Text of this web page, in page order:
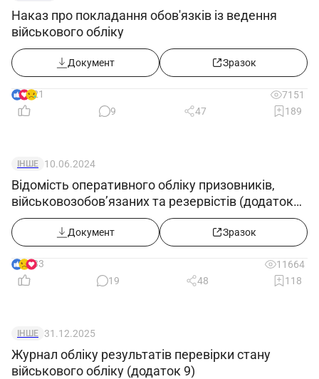
Наказ про покладання обов'язків із ведення
військового обліку
Документ Зразок
21
7151
9
47 189
ІНШЕ 10.06.2024
Відомість оперативного обліку призовників,
військовозобов’язаних та резервістів (додаток
12) з 18.05.2024
Документ Зразок
33
11664
19
48 118
ІНШЕ 31.12.2025
Журнал обліку результатів перевірки стану
військового обліку (додаток 9)